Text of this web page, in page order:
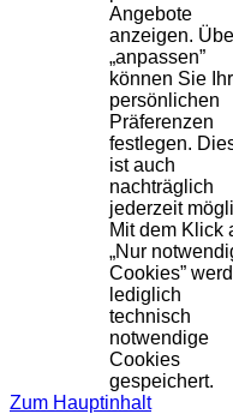
Angebote
anzeigen.
„anpassen”
können Sie
persönlichen
Präferenzen
festlegen.
ist auch
nachträglich
jederzeit
Mit dem Klick
„Nur
Cookies”
lediglich
technisch
notwendige
Cookies
gespeichert.
Zum Hauptinhalt